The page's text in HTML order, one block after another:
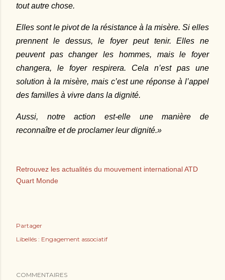
tout autre chose.
Elles sont le pivot de la résistance à la misère. Si elles
prennent le dessus, le foyer peut tenir. Elles ne
peuvent pas changer les hommes, mais le foyer
changera, le foyer respirera. Cela n’est pas une
solution à la misère, mais c’est une réponse à l’appel
des familles à vivre dans la dignité.
Aussi, notre action est-elle une manière de
reconnaître et de proclamer leur dignité.»
Retrouvez les actualités du mouvement international ATD
Quart Monde
Partager
Libellés : Engagement associatif
COMMENTAIRES